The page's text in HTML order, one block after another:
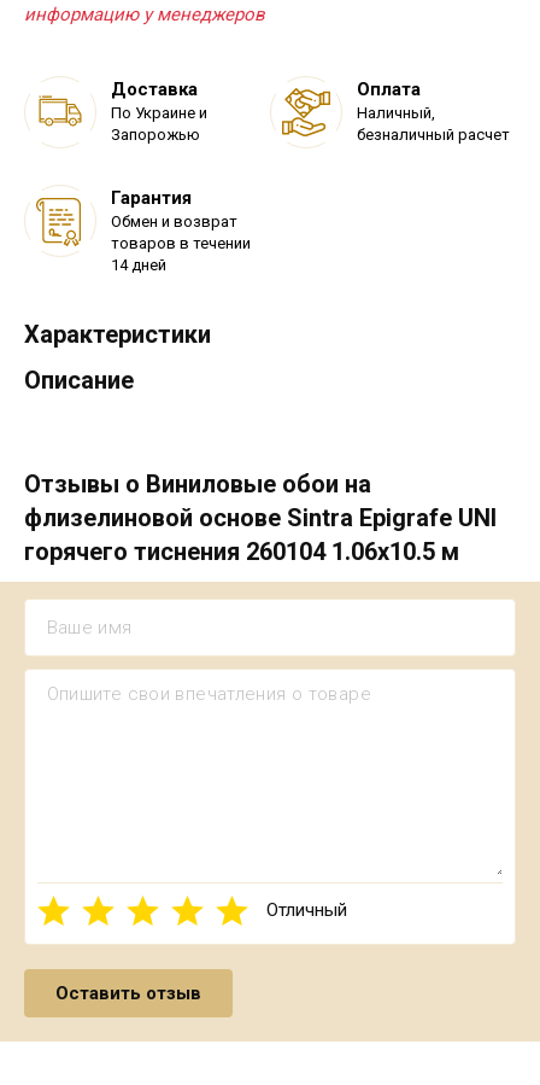
информацию у менеджеров
Доставка
По Украине и
Запорожью
Оплата
Наличный,
безналичный расчет
Гарантия
Обмен и возврат
товаров в течении
14 дней
Характеристики
Описание
Отзывы о Виниловые обои на
флизелиновой основе Sintra Epigrafe UNI
горячего тиснения 260104 1.06х10.5 м
Отличный